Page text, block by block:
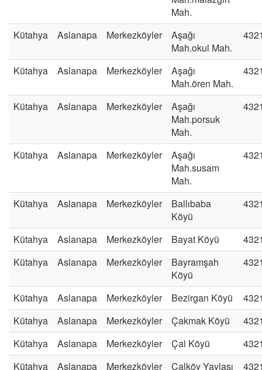
Mah.
Kütahya Aslanapa Merkezköyler
Aşağı
Mah.okul Mah.
Kütahya Aslanapa Merkezköyler
Aşağı
Mah.ören Mah.
Kütahya Aslanapa Merkezköyler
Aşağı
Mah.porsuk
Mah.
Kütahya Aslanapa Merkezköyler
Aşağı
Mah.susam
Mah.
Kütahya Aslanapa Merkezköyler
Ballıbaba
Köyü
Kütahya Aslanapa Merkezköyler Bayat Köyü
Kütahya
Aslanapa Merkezköyler
Bayramşah
Köyü
Kütahya Aslanapa Merkezköyler Bezirgan Köyü
Kütahya
Aslanapa Merkezköyler Çakmak Köyü
Kütahya
Aslanapa Merkezköyler Çal Köyü
Kütahya
Aslanapa Merkezköyler Çalköy Yaylası